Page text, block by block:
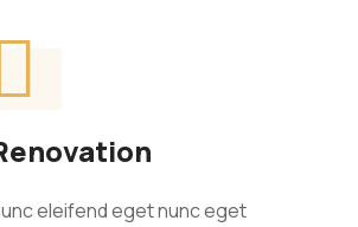
eleifend eget nunc eget